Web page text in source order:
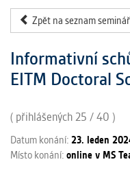
Zpět na seznam
Informativní
EITM Doctoral
( přihlášených 25 / 40 )
Datum konání: 23. leden
Místo konání: online v MS